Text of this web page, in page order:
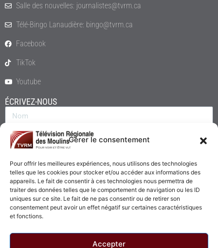
Gérer le consentement
Pour offrir les meilleures expériences, nous utilisons des technologies
telles que les cookies pour stocker et/ou accéder aux informations des
appareils. Le fait de consentir à ces technologies nous permettra de
traiter des données telles que le comportement de navigation ou les ID
uniques sur ce site. Le fait de ne pas consentir ou de retirer son
consentement peut avoir un effet négatif sur certaines caractéristiques
et fonctions.
Accepter
Salle des nouvelles: journalistes@tvrm.ca
Télé-Bingo Lanaudière: bingo@tvrm.ca
Facebook
TikTok
Youtube
ÉCRIVEZ-NOUS